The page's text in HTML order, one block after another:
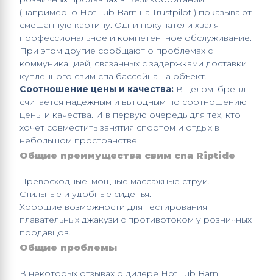
(например, о Hot Tub Barn на Trustpilot ) показывают
смешанную картину. Одни покупатели хвалят
профессиональное и компетентное обслуживание.
При этом другие сообщают о проблемах с
коммуникацией, связанных с задержкамидоставки
купленного свим спа бассейна на объект.
Соотношение цены и качества: В целом, бренд
считается надежным и выгодным по соотношению
цены и качества. И в первую очередь для тех, кто
хочет совместить занятия спортом и отдых в
небольшом пространстве.
Общие преимущества свим спа Riptide
Превосходные, мощные массажные струи.
Стильные и удобные сиденья.
Хорошие возможности для тестирования
плавательных джакузи с противотоком у розничных
продавцов.
Общие проблемы
В некоторых отзывах о дилере Hot Tub Barn